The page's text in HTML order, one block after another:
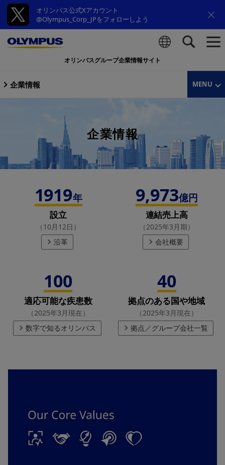
オリンパス公式Xアカウント
@Olympus_Corp_JPをフォローしよう
オリンパスグループ企業情報サイト
企業情報 MENU
企業情報
1919年
設立
（10月12日）
沿革
9,973億円
連結売上高
（2025年3月期）
会社概要
100
適応可能な疾患数
（2025年3月現在）
数字で知るオリンパス
40
拠点のある国や地域
（2025年3月現在）
拠点／グループ会社一覧